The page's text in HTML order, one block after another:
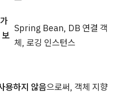
보
Spring Bean, DB 연결 객
체, 로깅 인스턴스
용하지 않음으로써, 객체 지향